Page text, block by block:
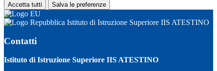
Accetta tutti Salva le preferenze
Istituto di Istruzione Superiore IIS ATESTINO
Contatti
Istituto di Istruzione Superiore IIS ATESTINO